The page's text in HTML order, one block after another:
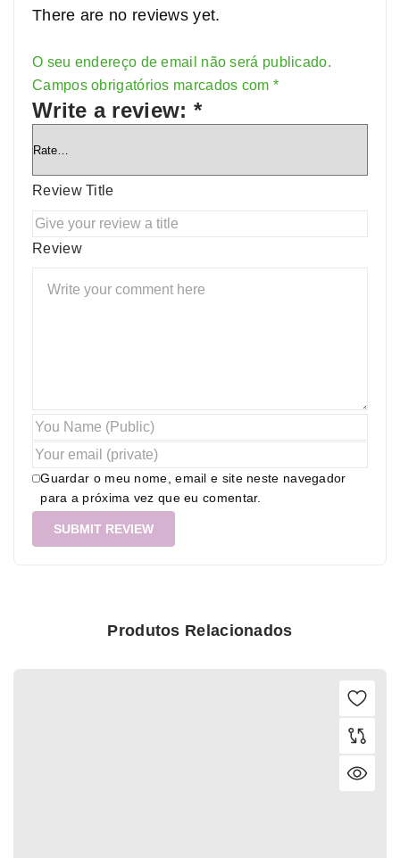
There are no reviews yet.
O seu endereço de email não será publicado.
Campos obrigatórios marcados com *
Write a review: *
Review Title
Review
Guardar o meu nome, email e site neste navegador
para a próxima vez que eu comentar.
Alternative:
Produtos Relacionados